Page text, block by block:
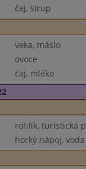
čaj, sirup
veka, máslo
ovoce
čaj, mléko
rohlík, turistická
horký nápoj, voda